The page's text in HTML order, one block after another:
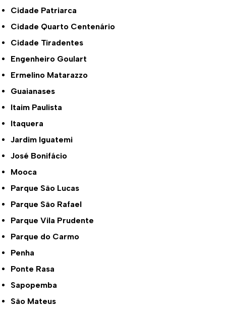
Cidade Patriarca
Cidade Quarto Centenário
Cidade Tiradentes
Engenheiro Goulart
Ermelino Matarazzo
Guaianases
Itaim Paulista
Itaquera
Jardim Iguatemi
José Bonifácio
Mooca
Parque São Lucas
Parque São Rafael
Parque Vila Prudente
Parque do Carmo
Penha
Ponte Rasa
Sapopemba
São Mateus